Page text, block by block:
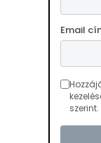
Email
szerint.